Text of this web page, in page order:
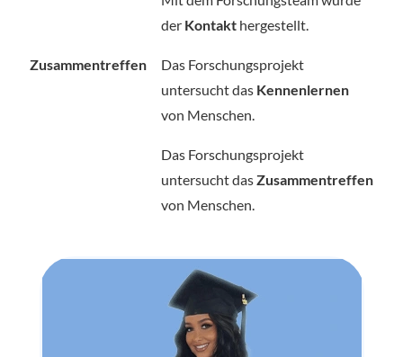
der Kontakt hergestellt.
Zusammentreffen
Das Forschungsprojekt
untersucht das Kennenlernen
von Menschen.
Das Forschungsprojekt
untersucht dasZusammentreffen
von Menschen.